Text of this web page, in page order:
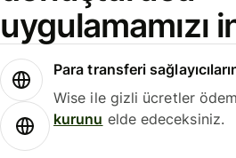
uygulamamızı
Para transferi
Wise ile gizli ücretler
kurunu elde edeceksiniz.